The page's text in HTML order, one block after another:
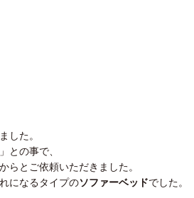
した。
との事で、
らとご依頼いただきました。
になるタイプのソファーベッドでした。